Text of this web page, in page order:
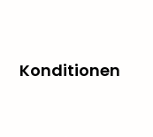
Konditionen